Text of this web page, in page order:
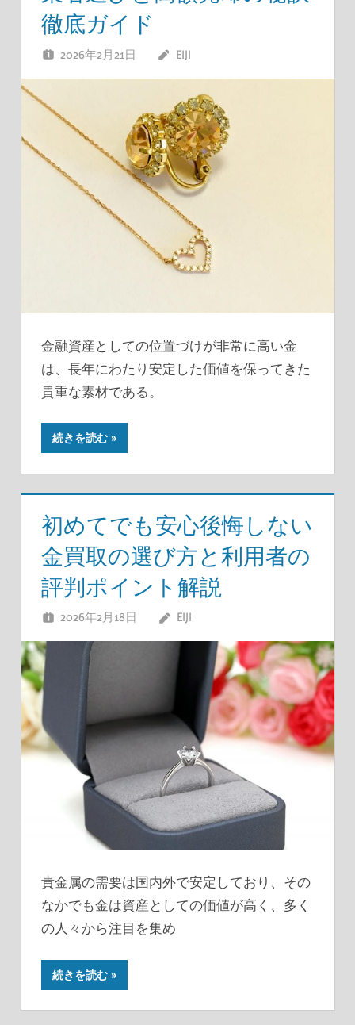
徹底ガイド
2026年2月21日 EIJI
金融資産としての位置づけが非常に高い金
は、長年にわたり安定した価値を保ってきた
貴重な素材である。
続きを読む
初めてでも安心後悔しない
金買取の選び方と利用者の
評判ポイント解説
2026年2月18日 EIJI
貴金属の需要は国内外で安定しており、その
なかでも金は資産としての価値が高く、多く
の人々から注目を集め
続きを読む